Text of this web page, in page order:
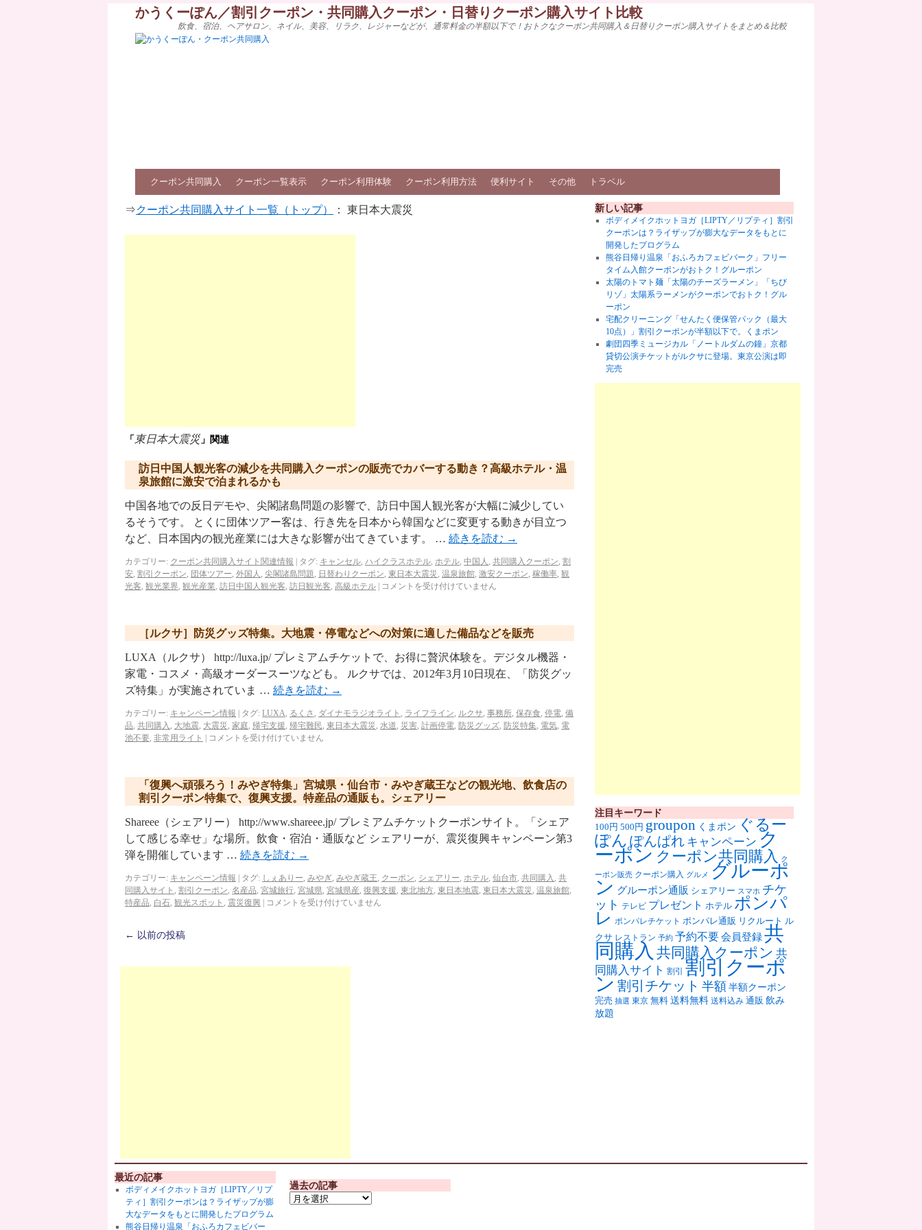
かうくーぽん／割引クーポン・共同購入クーポン・日替りクーポン購入サイト比較
飲食、宿泊、ヘアサロン、ネイル、美容、リラク、レジャーなどが、通常料金の半額以下で！おトクなクーポン共同購入＆日替りクーポン購入サイトをまとめ＆比較
クーポン共同購入 クーポン一覧表示 クーポン利用体験 クーポン利用方法 便利サイト その他 トラベル
⇒クーポン共同購入サイト一覧（トップ） ： 東日本大震災
「 東日本大震災 」関連
訪日中国人観光客の減少を共同購入クーポンの販売でカバーする動き？高級ホテル・温
泉旅館に激安で泊まれるかも
中国各地での反日デモや、尖閣諸島問題の影響で、訪日中国人観光客が大幅に減少してい
るそうです。 とくに団体ツアー客は、行き先を日本から韓国などに変更する動きが目立つ
など、日本国内の観光産業には大きな影響が出てきています。 … 続きを読む →
カテゴリー: クーポン共同購入サイト関連情報 タグ: キャンセル, ハイクラスホテル, ホテル, 中国人 , 共同購入クーポン, 割
安, 割引クーポン, 団体ツアー, 外国人 , 尖閣諸島問題, 日替わりクーポン, 東日本大震災 , 温泉旅館, 激安クーポン, 稼働率, 観
光客, 観光業界, 観光産業, 訪日中国人観光客, 訪日観光客, 高級ホテル コメントを受け付けていません
［ルクサ］防災グッズ特集。大地震・停電などへの対策に適した備品などを販売
LUXA（ルクサ） http://luxa.jp/ プレミアムチケットで、お得に贅沢体験を。デジタル機器・
家電・コスメ・高級オーダースーツなども。 ルクサでは、2012年3月10日現在、「防災グッ
ズ特集」が実施されていま … 続きを読む →
カテゴリー: キャンペーン情報 タグ: LUXA, るくさ , ダイナモラジオライト , ライフライン, ルクサ, 事務所, 保存食, 停電, 備
品, 共同購入 , 大地震, 大震災 , 家庭, 帰宅支援, 帰宅難民, 東日本大震災 , 水道, 災害, 計画停電, 防災グッズ, 防災特集, 電気, 電
池不要, 非常用ライト コメントを受け付けていません
「復興へ頑張ろう！みやぎ特集」宮城県・仙台市・みやぎ蔵王などの観光地、飲食店の
割引クーポン特集で、復興支援。特産品の通販も。シェアリー
Shareee（シェアリー） http://www.shareee.jp/ プレミアムチケットクーポンサイト。「シェア
して感じる幸せ」な場所。飲食・宿泊・通販など シェアリーが、震災復興キャンペーン第3
弾を開催しています … 続きを読む →
カテゴリー: キャンペーン情報 タグ: しぇありー, みやぎ, みやぎ蔵王, クーポン, シェアリー, ホテル, 仙台市, 共同購入 , 共
同購入サイト , 割引クーポン, 名産品, 宮城旅行, 宮城県, 宮城県産, 復興支援, 東北地方, 東日本地震, 東日本大震災 , 温泉旅館,
特産品, 白石, 観光スポット , 震災復興 コメントを受け付けていません
← 以前の投稿
新しい記事
ボディメイクホットヨガ［LIPTY／リプティ］割引
クーポンは？ライザップが膨大なデータをもとに
開発したプログラム
熊谷日帰り温泉「おふろカフェビバーク」フリー
タイム入館クーポンがおトク！グルーポン
太陽のトマト麺「太陽のチーズラーメン」「ちび
リゾ」太陽系ラーメンがクーポンでおトク！グル
ーポン
宅配クリーニング「せんたく便保管パック（最大
10点）」割引クーポンが半額以下で。くまポン
劇団四季ミュージカル「ノートルダムの鐘」京都
貸切公演チケットがルクサに登場。東京公演は即
完売
注目キーワード
100円 500円 groupon くまポン ぐるー
ぽん ぽんぱれ キャンペーン ク
ーポン クーポン共同購入 ク
ーポン販売 クーポン購入 グルメ グルーポ
ン グルーポン通販 シェアリー スマホ チケ
ット テレビ プレゼント ホテル ポンパ
レ ポンパレチケット ポンパレ通販 リクルート ル
クサ レストラン 予約 予約不要会員登録共
同購入 共同購入クーポン 共
同購入サイト 割引 割引クーポ
ン 割引チケット 半額 半額クーポン
完売 抽選 東京 無料 送料無料 送料込み 通販 飲み
放題
最近の記事
ボディメイクホットヨガ［LIPTY／リプ
ティ］割引クーポンは？ライザップが膨
大なデータをもとに開発したプログラム
熊谷日帰り温泉「おふろカフェビバー
過去の記事